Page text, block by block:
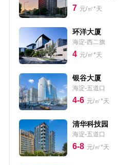
7 元/㎡*天
环洋大厦
海淀-西二旗
4 元/㎡*天
银谷大厦
海淀-五道口
4-6 元/㎡*天
清华科技园
海淀-五道口
6-8 元/㎡*天